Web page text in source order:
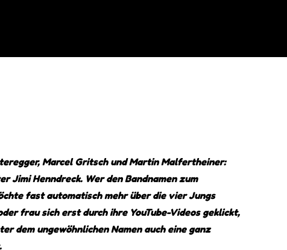
Marcel Gritsch und Martin Malfertheiner:
Jimi Henndreck. Wer den Bandnamen zum
fast automatisch mehr über die vier Jungs
frau sich erst durch ihre YouTube-Videos geklickt,
dem ungewöhnlichen Namen auch eine ganz